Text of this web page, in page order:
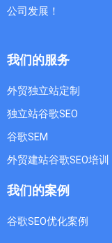
公司发展！
我们的服务
外贸独立站定制
独立站谷歌SEO
谷歌SEM
外贸建站谷歌SEO培训
我们的案例
谷歌SEO优化案例